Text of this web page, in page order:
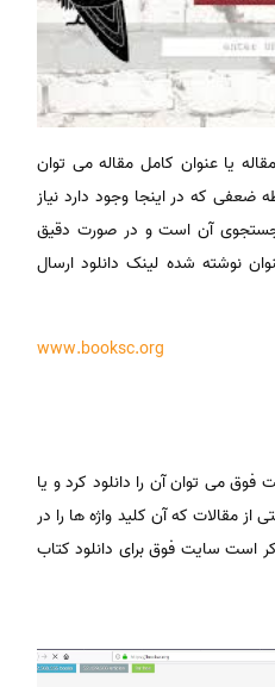
در این سایت با کپی کردن DOI مقاله یا عنوان کامل مقاله می توان
ضعفی که در اینجا وجود دارد نیاز
جستجوی آن است و در صورت دقیق
نوشته شده لینک دانلود ارسال
www.booksc.org
می توان آن را دانلود کرد و یا
از مقالات که آن کلید واژه ها را در
است سایت فوق برای دانلود کتاب